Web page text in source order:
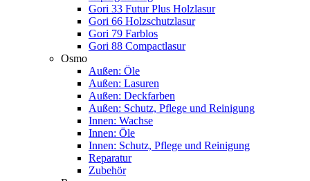
Gori 33 Futur Plus Holzlasur
Gori 66 Holzschutzlasur
Gori 79 Farblos
Gori 88 Compactlasur
Osmo
Außen: Öle
Außen: Lasuren
Außen: Deckfarben
Außen: Schutz, Pflege und Reinigung
Innen: Wachse
Innen: Öle
Innen: Schutz, Pflege und Reinigung
Reparatur
Zubehör